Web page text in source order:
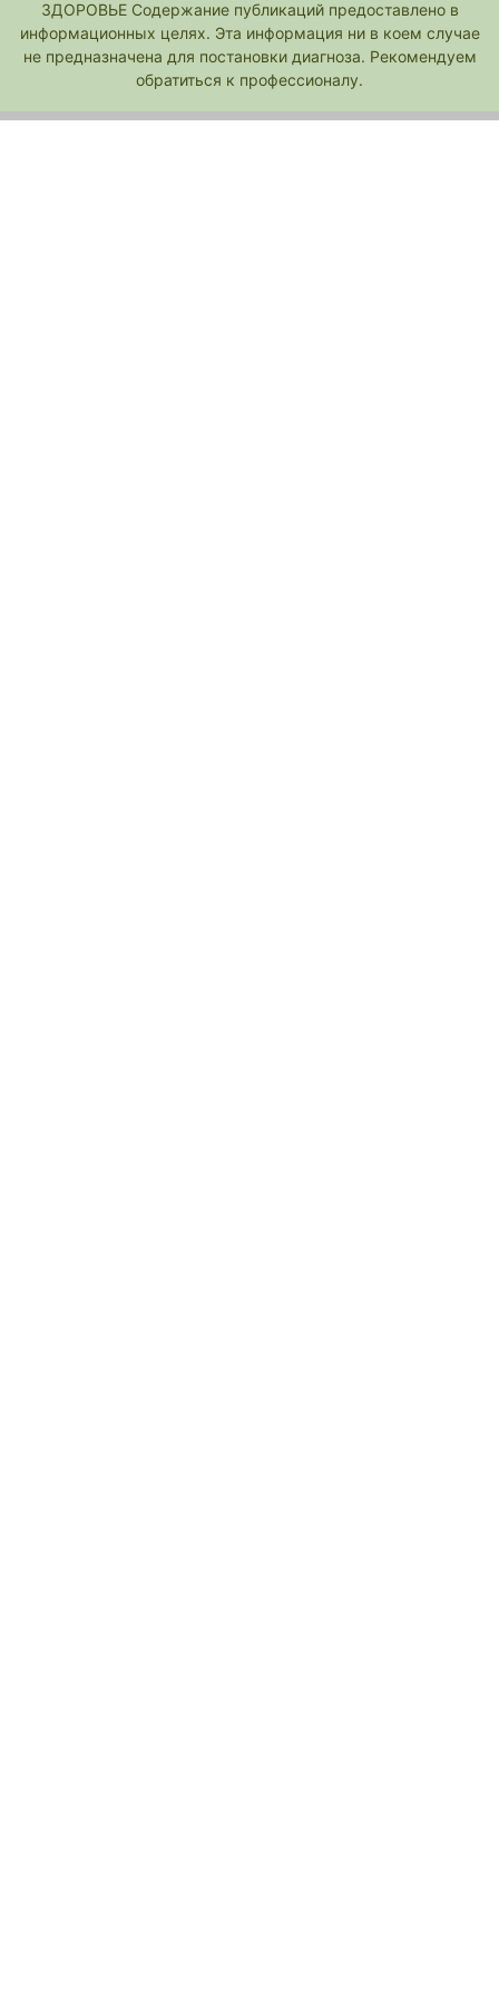
ЗДОРОВЬЕ Содержание публикаций предоставлено в
информационных целях. Эта информация ни в коем случае
не предназначена для постановки диагноза. Рекомендуем
обратиться к профессионалу.